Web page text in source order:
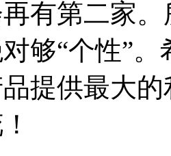
有第二家
够“个性”
提供最大